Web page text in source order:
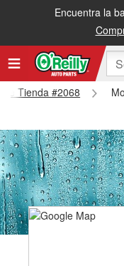
Encuentra la
Tienda #2068